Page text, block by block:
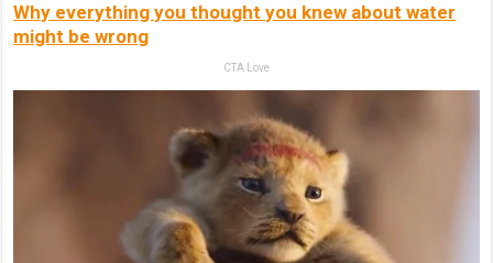
Why everything you thought you knew about water
might be wrong
CTA Love